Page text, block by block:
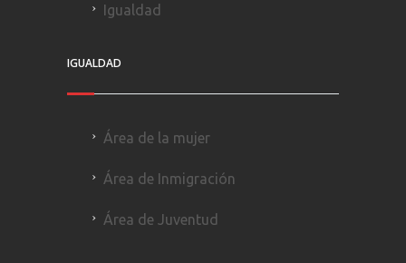
Igualdad
IGUALDAD
Área de la mujer
Área de Inmigración
Área de Juventud